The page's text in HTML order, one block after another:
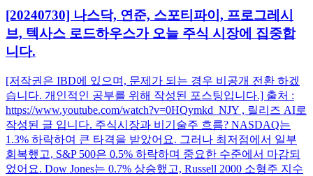
[20240730] 나스닥, 연준, 스포티파이, 프로그레시
브, 텍사스 로드하우스가 오늘 주식 시장에 집중합
니다.
[저작권은 IBD에 있으며, 문제가 되는 경우 비공개 전환 하겠
습니다. 개인적인 공부를 위해 작성된 포스팅입니다.] 출처 :
https://www.youtube.com/watch?v=0HQymkd_NJY , 릴리즈 AI로
작성된 글 입니다. 주식시장과 비기술주 흐름? NASDAQ는
1.3% 하락하여 큰 타격을 받았어요. 그러나 최저점에서 일부
회복했고, S&P 500은 0.5% 하락하며 중요한 수준에서 마감되
었어요. Dow Jones는 0.7% 상승했고, Russell 2000 소형주 지수